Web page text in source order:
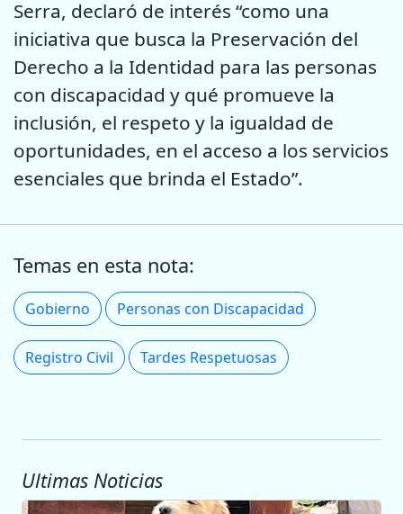
Serra, declaró de interés “como una
iniciativa que busca la Preservación del
Derecho a la Identidad para las personas
con discapacidad y qué promueve la
inclusión, el respeto y la igualdad de
oportunidades, en el acceso a los servicios
esenciales que brinda el Estado”.
Temas en esta nota:
Gobierno Personas con Discapacidad
Registro Civil Tardes Respetuosas
Ultimas Noticias